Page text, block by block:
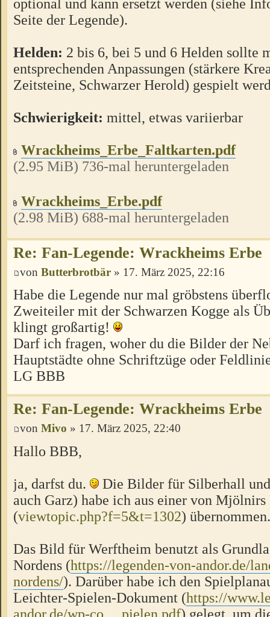
Seite der Legende).
Helden: 2 bis 6, bei 5 und 6 Helden sollte
entsprechenden Anpassungen (stärkere
Zeitsteine, Schwarzer Herold) gespielt
Schwierigkeit: mittel, etwas variierbar
Wrackheims_Erbe_Faltkarten.pdf
(2.95 MiB) 736-mal heruntergeladen
Wrackheims_Erbe.pdf
(2.98 MiB) 688-mal heruntergeladen
Re: Fan-Legende: Wrackheims Erbe
von Butterbrotbär » 17. März 2025, 22:16
Habe die Legende nur mal gröbstens
Zweiteiler mit der Schwarzen Kogge als
klingt großartig!
Darf ich fragen, woher du die Bilder der
Hauptstädte ohne Schriftzüge oder
LG BBB
Re: Fan-Legende: Wrackheims Erbe
von Mivo » 17. März 2025, 22:40
Hallo BBB,
ja, darfst du.
Die Bilder für Silberhall
auch Garz) habe ich aus einer von Mjölnirs
(viewtopic.php?f=5&t=1302) übernommen.
Das Bild für Werftheim benutzt als
Nordens (https://legenden-von-andor.de/
nordens/). Darüber habe ich den
Leichter-Spielen-Dokument (https://